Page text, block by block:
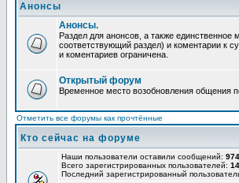
Анонсы
Анонсы.
Раздел для анонсов, а также
соответствующий раздел) и коментарии к
и коментариев ограничена.
Открытый форум
Временное место возобновления общения
Отметить все форумы как прочтённые
Кто сейчас на форуме
Наши пользователи оставили сообщений: 974
Всего зарегистрированных пользователей:
Последний зарегистрированный